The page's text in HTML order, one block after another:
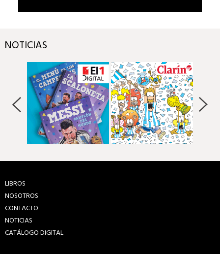
NOTICIAS
LIBROS
NOSOTROS
CONTACTO
NOTICIAS
CATÁLOGO DIGITAL